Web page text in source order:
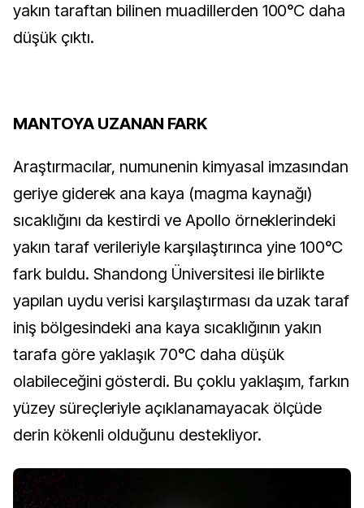
yakın taraftan bilinen muadillerden 100°C daha
düşük çıktı.
MANTOYA UZANAN FARK
Araştırmacılar, numunenin kimyasal imzasından
geriye giderek ana kaya (magma kaynağı)
sıcaklığını da kestirdi ve Apollo örneklerindeki
yakın taraf verileriyle karşılaştırınca yine 100°C
fark buldu. Shandong Üniversitesi ile birlikte
yapılan uydu verisi karşılaştırması da uzak taraf
iniş bölgesindeki ana kaya sıcaklığının yakın
tarafa göre yaklaşık 70°C daha düşük
olabileceğini gösterdi. Bu çoklu yaklaşım, farkın
yüzey süreçleriyle açıklanamayacak ölçüde
derin kökenli olduğunu destekliyor.